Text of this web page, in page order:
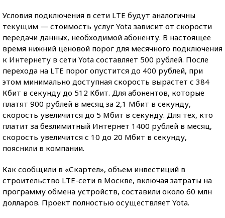
Условия подключения в сети LTE будут аналогичны
текущим — стоимость услуг Yota зависит от скорости
передачи данных, необходимой абоненту. В настоящее
время нижний ценовой порог для месячного подключения
к Интернету в сети Yota составляет 500 рублей. После
перехода на LTE порог опустится до 400 рублей, при
этом минимально доступная скорость вырастет с 384
Кбит в секунду до 512 Кбит. Для абонентов, которые
платят 900 рублей в месяц за 2,1 Мбит в секунду,
скорость увеличится до 5 Мбит в секунду. Для тех, кто
платит за безлимитный Интернет 1400 рублей в месяц,
скорость увеличится с 10 до 20 Мбит в секунду,
пояснили в компании.
Как сообщили в «Скартел», объем инвестиций в
строительство LTE-сети в Москве, включая затраты на
программу обмена устройств, составили около 60 млн
долларов. Проект полностью осуществляет Yota.